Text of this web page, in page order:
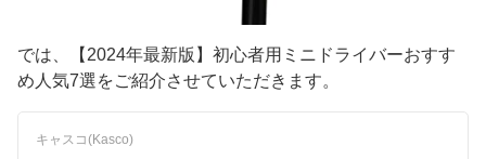
では、【2024年最新版】初心者用ミニドライバーおすす
め人気7選をご紹介させていただきます。
キャスコ(Kasco)